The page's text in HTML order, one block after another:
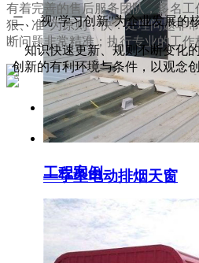
一字型电动排烟天窗
工程案例
有着完善的售后服务团队，多名
狠、准"为原则，快：处理问题非
断问题非常精准；执行专业的工
二、 视"学习创新"为企业发展的
知识快速更新、规则不断变化的
创新的有利环境与条件，以观念